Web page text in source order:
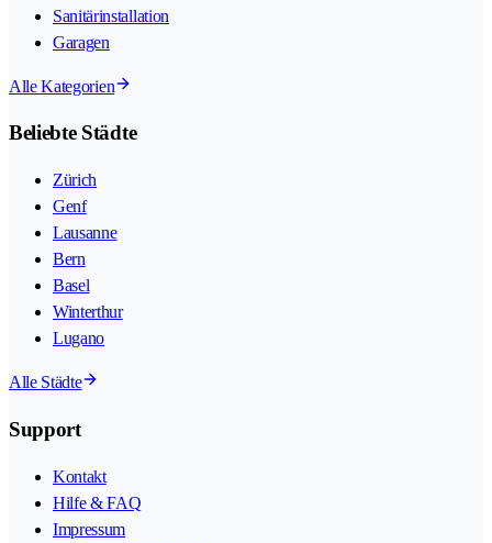
Sanitärinstallation
Garagen
Alle Kategorien
Beliebte Städte
Zürich
Genf
Lausanne
Bern
Basel
Winterthur
Lugano
Alle Städte
Support
Kontakt
Hilfe & FAQ
Impressum